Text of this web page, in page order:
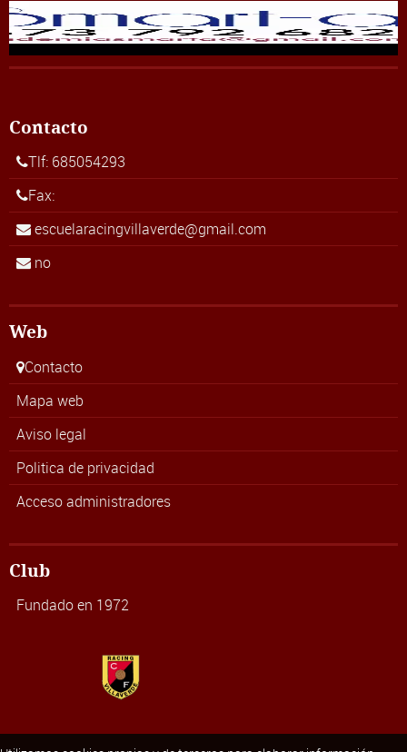
Contacto
Tlf: 685054293
Fax:
escuelaracingvillaverde@gmail.com
no
Web
Contacto
Mapa web
Aviso legal
Politica de privacidad
Acceso administradores
Club
Fundado en 1972